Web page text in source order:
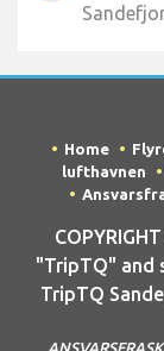
Home
lufthavnen
"TripTQ" and
TripTQ